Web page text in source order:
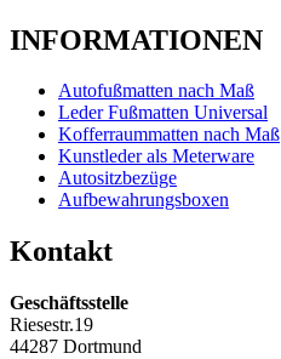
INFORMATIONEN
Autofußmatten nach Maß
Leder Fußmatten Universal
Kofferraummatten nach Maß
Kunstleder als Meterware
Autositzbezüge
Aufbewahrungsboxen
Kontakt
Geschäftsstelle
Riesestr.19
44287 Dortmund